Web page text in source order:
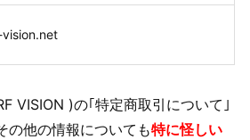
vision.net
VISION )の｢特定商取引について｣
の他の情報についても特に怪しい